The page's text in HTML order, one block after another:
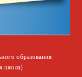
образования
школа)